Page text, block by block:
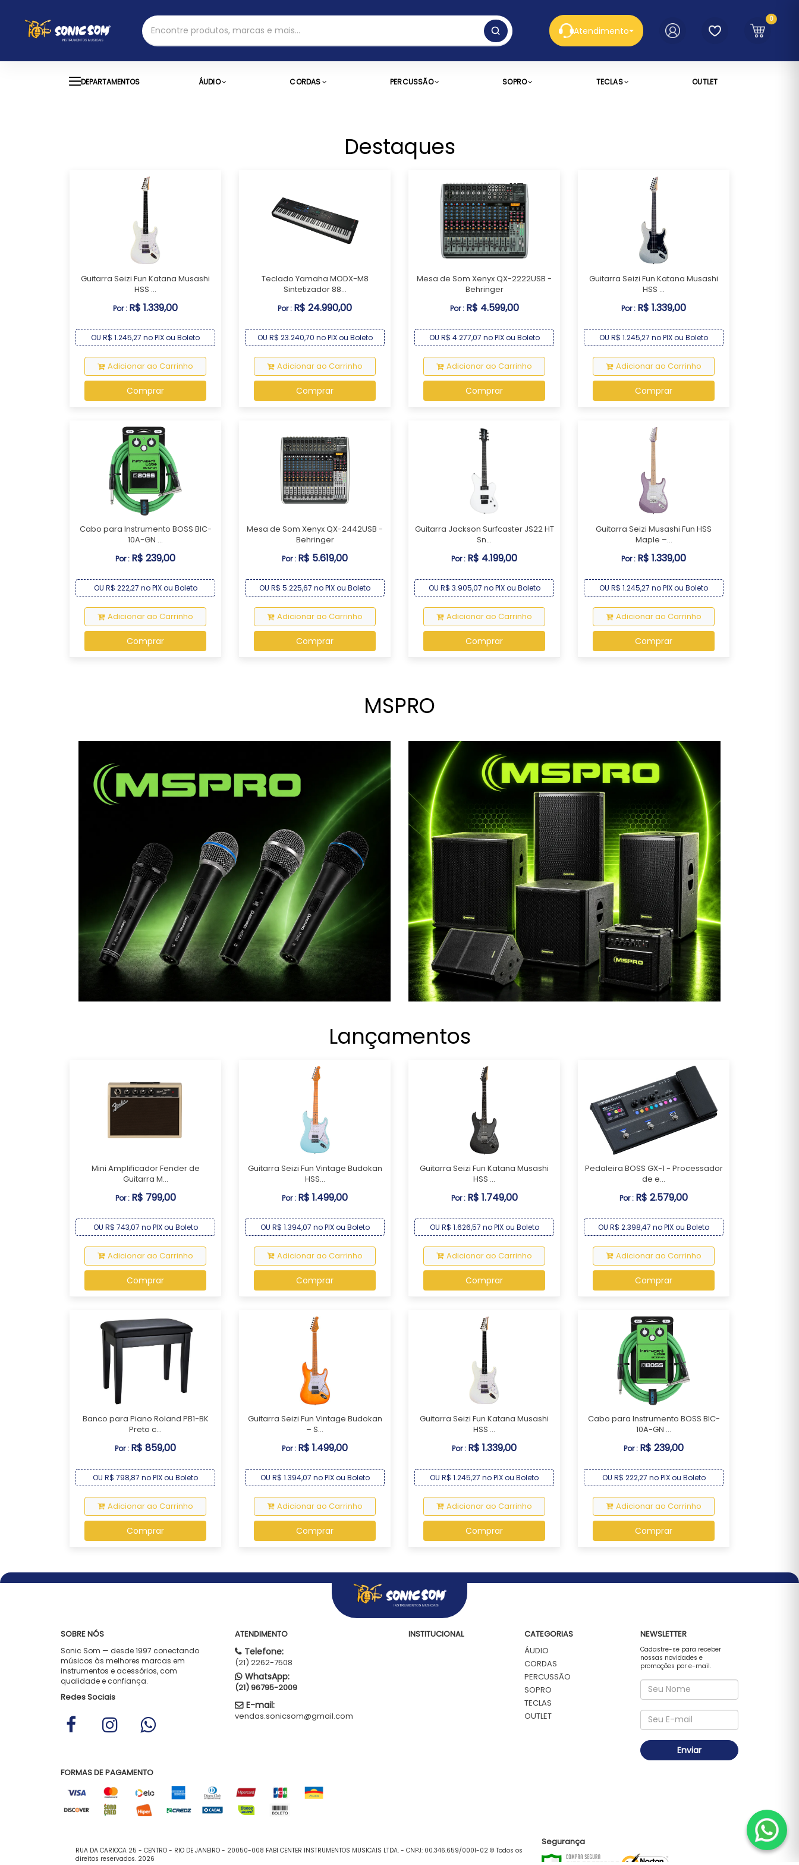
Atendimento
0
DEPARTAMENTOS ÁUDIO CORDAS PERCUSSÃO SOPRO TECLAS OUTLET
Destaques
Guitarra Seizi Fun Katana Musashi
HSS ...
Por : R$ 1.339,00
OU R$ 1.245,27 no PIX ou Boleto
Adicionar ao Carrinho
Comprar
Teclado Yamaha MODX-M8
Sintetizador 88...
Por : R$ 24.990,00
OU R$ 23.240,70 no PIX ou Boleto
Adicionar ao Carrinho
Comprar
Mesa de Som Xenyx QX-2222USB -
Behringer
Por : R$ 4.599,00
OU R$ 4.277,07 no PIX ou Boleto
Adicionar ao Carrinho
Comprar
Guitarra Seizi Fun Katana Musashi
HSS ...
Por : R$ 1.339,00
OU R$ 1.245,27 no PIX ou Boleto
Adicionar ao Carrinho
Comprar
Cabo para Instrumento BOSS BIC-
10A-GN ...
Por : R$ 239,00
OU R$ 222,27 no PIX ou Boleto
Adicionar ao Carrinho
Comprar
Mesa de Som Xenyx QX-2442USB -
Behringer
Por : R$ 5.619,00
OU R$ 5.225,67 no PIX ou Boleto
Adicionar ao Carrinho
Comprar
Guitarra Jackson Surfcaster JS22 HT
Sn...
Por : R$ 4.199,00
OU R$ 3.905,07 no PIX ou Boleto
Adicionar ao Carrinho
Comprar
Guitarra Seizi Musashi Fun HSS
Maple –...
Por : R$ 1.339,00
OU R$ 1.245,27 no PIX ou Boleto
Adicionar ao Carrinho
Comprar
MSPRO
Lançamentos
Mini Amplificador Fender de
Guitarra M...
Por : R$ 799,00
OU R$ 743,07 no PIX ou Boleto
Adicionar ao Carrinho
Comprar
Guitarra Seizi Fun Vintage Budokan
HSS...
Por : R$ 1.499,00
OU R$ 1.394,07 no PIX ou Boleto
Adicionar ao Carrinho
Comprar
Guitarra Seizi Fun Katana Musashi
HSS ...
Por : R$ 1.749,00
OU R$ 1.626,57 no PIX ou Boleto
Adicionar ao Carrinho
Comprar
Pedaleira BOSS GX-1 - Processador
de e...
Por : R$ 2.579,00
OU R$ 2.398,47 no PIX ou Boleto
Adicionar ao Carrinho
Comprar
Banco para Piano Roland PB1-BK
Preto c...
Por : R$ 859,00
OU R$ 798,87 no PIX ou Boleto
Adicionar ao Carrinho
Comprar
Guitarra Seizi Fun Vintage Budokan
– S...
Por : R$ 1.499,00
OU R$ 1.394,07 no PIX ou Boleto
Adicionar ao Carrinho
Comprar
Guitarra Seizi Fun Katana Musashi
HSS ...
Por : R$ 1.339,00
OU R$ 1.245,27 no PIX ou Boleto
Adicionar ao Carrinho
Comprar
Cabo para Instrumento BOSS BIC-
10A-GN ...
Por : R$ 239,00
OU R$ 222,27 no PIX ou Boleto
Adicionar ao Carrinho
Comprar
SOBRE NÓS
Sonic Som — desde 1997 conectando
músicos às melhores marcas em
instrumentos e acessórios, com
qualidade e confiança.
Redes Sociais
ATENDIMENTO
Telefone:
(21) 2262-7508
WhatsApp:
(21) 96795-2009
E-mail:
vendas.sonicsom@gmail.com
INSTITUCIONAL
CATEGORIAS
ÁUDIO
CORDAS
PERCUSSÃO
SOPRO
TECLAS
OUTLET
NEWSLETTER
Cadastre-se para receber
nossas novidades e
promoções por e-mail.
Enviar
FORMAS DE PAGAMENTO
RUA DA CARIOCA 25 - CENTRO - RIO DE JANEIRO - 20050-008 FABI CENTER INSTRUMENTOS MUSICAIS LTDA. - CNPJ: 00.346.659/0001-02 © Todos os
direitos reservados. 2026
Segurança